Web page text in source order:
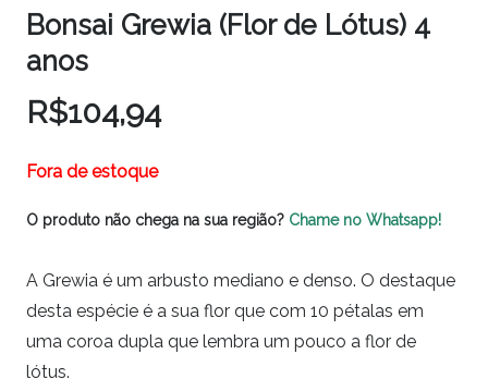
Bonsai Grewia (Flor de Lótus) 4
anos
R$104,94
Fora de estoque
O produto não chega na sua região? Chame no Whatsapp!
A Grewia é um arbusto mediano e denso. O destaque
desta espécie é a sua flor que com 10 pétalas em
uma coroa dupla que lembra um pouco a flor de
lótus.